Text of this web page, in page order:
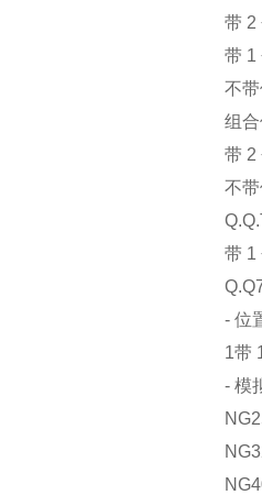
带 2
带 1
不带
组合
带 2
不带
带 1
- 位
1带
- 模